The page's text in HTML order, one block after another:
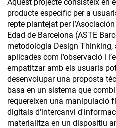
Aquest projecte consisteix en
producte específic per a
repte plantejat per
Edad de Barcelona (ASTE
metodologia Design Thinking,
aplicades com l’observació i
empatitzar amb els usuaris
desenvolupar una proposta
basa en un sistema que
requereixen una manipulació
digitals d'intercanvi
materialitza en un dispositiu